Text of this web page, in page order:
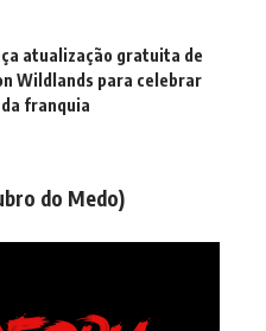
atualização gratuita de
Wildlands para celebrar
da franquia
do Medo)